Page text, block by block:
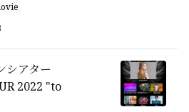
シアター
2022 "to